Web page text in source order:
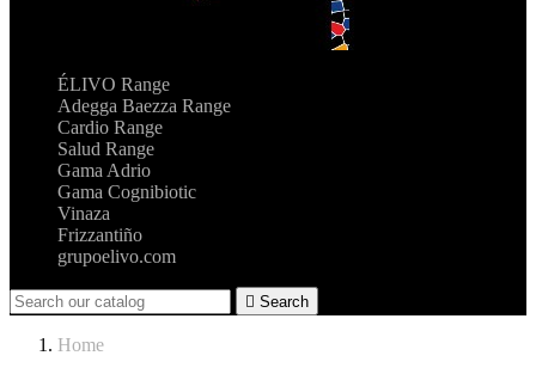
ÉLIVO Range
Adegga Baezza Range
Cardio Range
Salud Range
Gama Adrio
Gama Cognibiotic
Vinaza
Frizzantiño
grupoelivo.com
 Search
Home